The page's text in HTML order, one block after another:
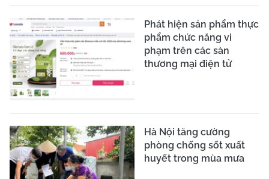
Phát hiện sản phẩm thực
phẩm chức năng vi
phạm trên các sàn
thương mại điện tử
Hà Nội tăng cường
phòng chống sốt xuất
huyết trong mùa mưa